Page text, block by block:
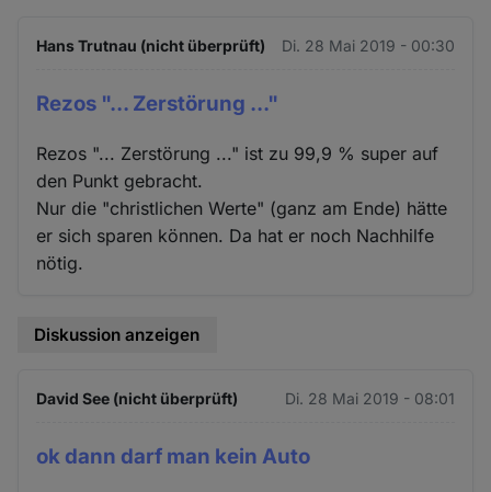
Hans Trutnau (nicht überprüft) Di. 28 Mai 2019 - 00:30
Rezos "... Zerstörung ..."
Rezos "... Zerstörung ..." ist zu 99,9 % super auf
den Punkt gebracht.
Nur die "christlichen Werte" (ganz am Ende) hätte
er sich sparen können. Da hat er noch Nachhilfe
nötig.
Diskussion anzeigen
David See (nicht überprüft) Di. 28 Mai 2019 - 08:01
ok dann darf man kein Auto